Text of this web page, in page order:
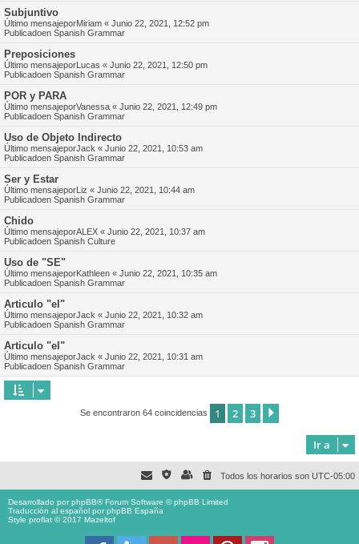
Subjuntivo
Último mensajeporMiriam « Junio 22, 2021, 12:52 pm
Publicadoen Spanish Grammar
Preposiciones
Último mensajeporLucas « Junio 22, 2021, 12:50 pm
Publicadoen Spanish Grammar
POR y PARA
Último mensajeporVanessa « Junio 22, 2021, 12:49 pm
Publicadoen Spanish Grammar
Uso de Objeto Indirecto
Último mensajeporJack « Junio 22, 2021, 10:53 am
Publicadoen Spanish Grammar
Ser y Estar
Último mensajeporLiz « Junio 22, 2021, 10:44 am
Publicadoen Spanish Grammar
Chido
Último mensajeporALEX « Junio 22, 2021, 10:37 am
Publicadoen Spanish Culture
Uso de "SE"
Último mensajeporKathleen « Junio 22, 2021, 10:35 am
Publicadoen Spanish Grammar
Articulo "el"
Último mensajeporJack « Junio 22, 2021, 10:32 am
Publicadoen Spanish Grammar
Articulo "el"
Último mensajeporJack « Junio 22, 2021, 10:31 am
Publicadoen Spanish Grammar
Se encontraron 64 coincidencias 1 2 3
Ir a
Todos los horarios son UTC-05:00
Desarrollado porphpBB® Forum Software © phpBB Limited
Traducción al español porphpBB España
Style proflat © 2017 Mazeltof